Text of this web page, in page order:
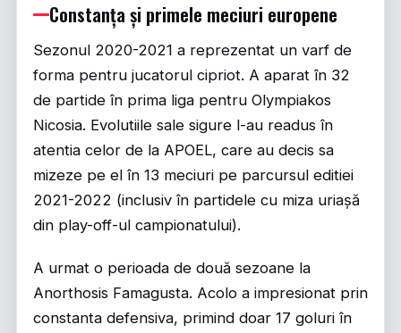
Constanța și primele meciuri europene
Sezonul 2020-2021 a reprezentat un varf de
forma pentru jucatorul cipriot. A aparat în 32
de partide în prima liga pentru Olympiakos
Nicosia. Evolutiile sale sigure l-au readus în
atentia celor de la APOEL, care au decis sa
mizeze pe el în 13 meciuri pe parcursul editiei
2021-2022 (inclusiv în partidele cu miza uriașă
din play-off-ul campionatului).
A urmat o perioada de două sezoane la
Anorthosis Famagusta. Acolo a impresionat prin
constanta defensiva, primind doar 17 goluri în